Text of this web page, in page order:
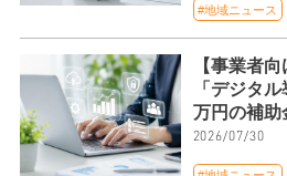
#地域ニュース
【事業者
「デジタ
万円の補助
2026/07/30